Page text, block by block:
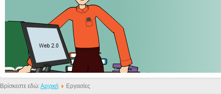
Βρίσκεστε εδώ:Αρχική Εργασίες